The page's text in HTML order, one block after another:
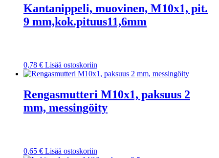
Kantanippeli, muovinen, M10x1, pit.
9 mm,kok.pituus11,6mm
0,78 € Lisää ostoskoriin
Rengasmutteri M10x1, paksuus 2
mm, messingöity
0,65 € Lisää ostoskoriin